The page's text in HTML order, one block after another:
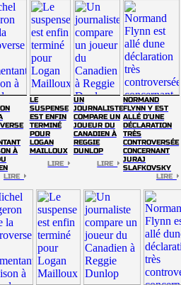
À
LIRE
LE
SUSPENSE
EST ENFIN
TERMINÉ
POUR
LOGAN
MAILLOUX
LIRE
UN
JOURNALISTE
COMPARE UN
JOUEUR DU
CANADIEN À
REGGIE
DUNLOP
LIRE
NORMAND
FLYNN Y EST
ALLÉ D'UNE
DÉCLARATION
TRÈS
CONTROVERSÉE
CONCERNANT
JURAJ
SLAFKOVSKY
LIRE